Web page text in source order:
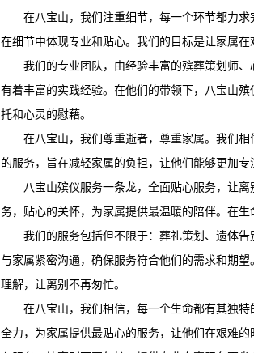
在八宝山，我们注重细节，每一个环节都力
在细节中体现专业和贴心。我们的目标是让家属
我们的专业团队，由经验丰富的殡葬策划师
有着丰富的实践经验。在他们的带领下，
八宝山殡
托和心灵的慰藉。
在八宝山，我们尊重逝者，尊重家属。我们
的服务，旨在减轻家属的负担，让他们能够更加专
八宝山殡仪服务一条龙，全面贴心服务，让
务，贴心的关怀，为家属提供最温暖的陪伴。在
我们的服务包括但不限于：葬礼策划、遗体
与家属紧密沟通，确保服务符合他们的需求和期
理解，让离别不再匆忙。
在八宝山，我们相信，每一个生命都有其独
全力，为家属提供最贴心的服务，让他们在艰难的